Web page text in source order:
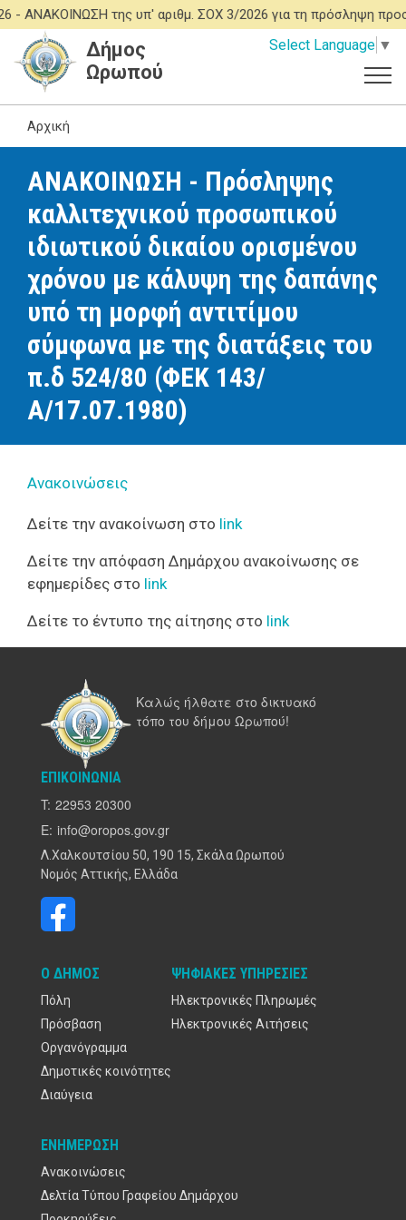
Παράκαμψη
προς
περιεχόμενο
-ΑΝΑΚΟΙΝΩΣΗ της υπ' αριθμ. ΣΟΧ 3/2026 για τη πρόσληψη
Select Language ▼
Δήμος
Ωρωπού
Αρχική
ΑΝΑΚΟΙΝΩΣΗ - Πρόσληψης
καλλιτεχνικού προσωπικού
ιδιωτικού δικαίου ορισμένου
χρόνου με κάλυψη της δαπάνης
υπό τη μορφή αντιτίμου
σύμφωνα με της διατάξεις του
π.δ 524/80 (ΦΕΚ 143/
Α/17.07.1980)
Ανακοινώσεις
Δείτε την ανακοίνωση στο link
Δείτε την απόφαση Δημάρχου ανακοίνωσης σε
εφημερίδες στο link
Δείτε το έντυπο της αίτησης στο link
Καλώς ήλθατε στο δικτυακό
τόπο του δήμου Ωρωπού!
ΕΠΙΚΟΙΝΩΝΊΑ
T: 22953 20300
E: info@oropos.gov.gr
Λ.Χαλκουτσίου 50, 190 15, Σκάλα Ωρωπού
Νομός Αττικής, Ελλάδα
Ο ΔΉΜΟΣ
Πόλη
Πρόσβαση
Οργανόγραμμα
Δημοτικές κοινότητες
Διαύγεια
ΨΗΦΙΑΚΈΣ ΥΠΗΡΕΣΊΕΣ
Ηλεκτρονικές Πληρωμές
Ηλεκτρονικές Αιτήσεις
ΕΝΗΜΈΡΩΣΗ
Ανακοινώσεις
Δελτία Τύπου Γραφείου Δημάρχου